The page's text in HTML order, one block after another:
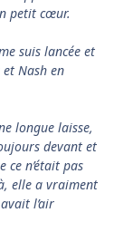
petit cœur.
suis lancée et
Nash en
longue laisse,
devant et
n’était pas
elle a vraiment
l’air